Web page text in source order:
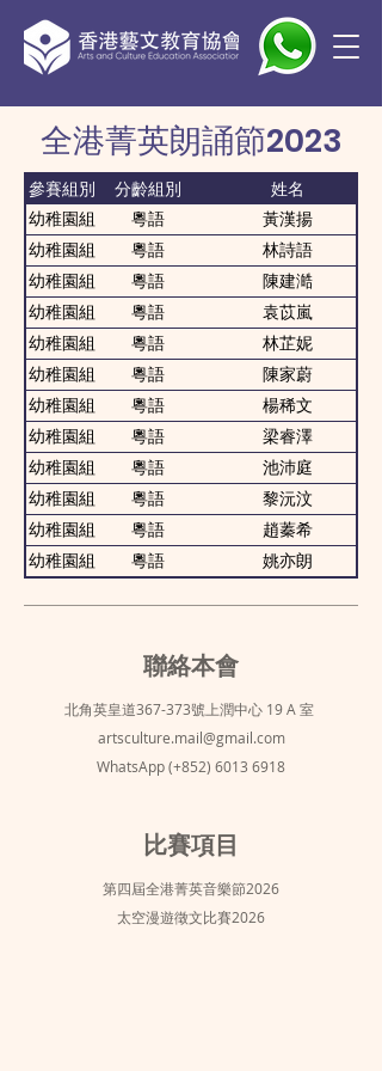
全港菁英朗誦節2023
參賽組別 分齡組別
姓名
幼稚園組
粵語
黃漢揚
幼稚園組
粵語
林詩語
幼稚園組
粵語
陳建澔
幼稚園組
粵語
袁苡嵐
幼稚園組
粵語
林芷妮
幼稚園組
粵語
陳家蔚
幼稚園組
粵語
楊稀文
幼稚園組
粵語
梁睿澤
幼稚園組
粵語
池沛庭
幼稚園組
粵語
黎沅汶
幼稚園組
粵語
趙蓁希
幼稚園組
粵語 姚亦朗
聯絡本會
北角英皇道367-373號上潤中心 19 A 室
artsculture.mail@gmail.com
WhatsApp (+852) 6013 6918
比賽項目
第四屆全港菁英音樂節2026
太空漫遊徵文比賽2026